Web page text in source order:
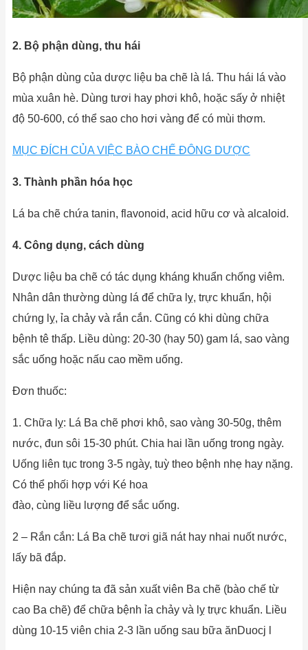
2. Bộ phận dùng, thu hái
Bộ phận dùng của dược liệu ba chẽ là lá. Thu hái lá vào
mùa xuân hè. Dùng tươi hay phơi khô, hoặc sấy ở nhiệt
độ 50-600, có thể sao cho hơi vàng để có mùi thơm.
MỤC ĐÍCH CỦA VIỆC BÀO CHẾ ĐÔNG DƯỢC
3. Thành phần hóa học
Lá ba chẽ chứa tanin, flavonoid, acid hữu cơ và alcaloid.
4. Công dụng, cách dùng
Dược liệu ba chẽ có tác dụng kháng khuẩn chống viêm.
Nhân dân thường dùng lá để chữa lỵ, trực khuẩn, hội
chứng lỵ, ỉa chảy và rắn cắn. Cũng có khi dùng chữa
bệnh tê thấp. Liều dùng: 20-30 (hay 50) gam lá, sao vàng
sắc uống hoặc nấu cao mềm uống.
Ðơn thuốc:
1. Chữa lỵ: Lá Ba chẽ phơi khô, sao vàng 30-50g, thêm
nước, đun sôi 15-30 phút. Chia hai lần uống trong ngày.
Uống liên tục trong 3-5 ngày, tuỳ theo bệnh nhẹ hay nặng.
Có thể phối hợp với Ké hoa
đào, cùng liều lượng để sắc uống.
2 – Rắn cắn: Lá Ba chẽ tươi giã nát hay nhai nuốt nước,
lấy bã đắp.
Hiện nay chúng ta đã sản xuất viên Ba chẽ (bào chế từ
cao Ba chẽ) để chữa bệnh ỉa chảy và lỵ trực khuẩn. Liều
dùng 10-15 viên chia 2-3 lần uống sau bữa ănDuocj l